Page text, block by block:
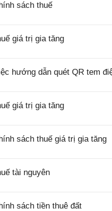
sách thuế
giá trị gia tăng
hướng dẫn quét QR tem
giá trị gia tăng
sách thuế giá trị gia tăng
tài nguyên
sách tiền thuê đất